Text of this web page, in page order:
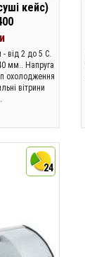
кейс)
- від 2 до 5 С.
мм.. Напруга
охолодження
вітрини
24